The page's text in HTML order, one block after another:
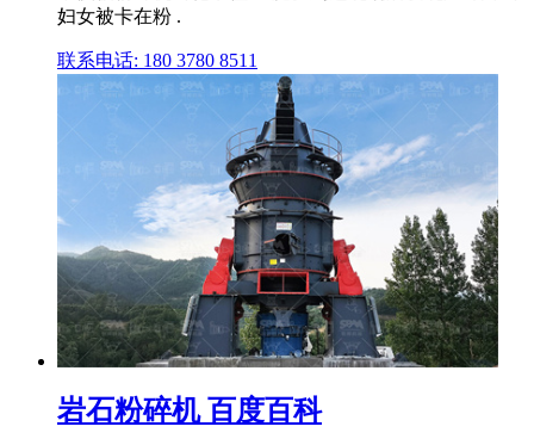
妇女被卡在粉 .
联系电话: 180 3780 8511
岩石粉碎机 百度百科